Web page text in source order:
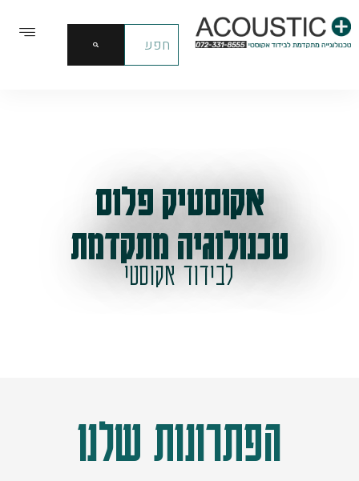
אקוסטיק פלוס
טכנולוגיה מתקדמת
לבידוד אקוסטי
הפתרונות שלנו